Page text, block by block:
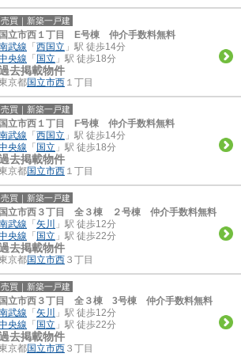
売買｜新築一戸建
国立市西１丁目 E号棟 仲介手数料無料
武線 「 西国立 」駅 徒歩14分
央線 「 国立 」駅 徒歩18分
去掲載物件
京都国立市西 １丁目
売買｜新築一戸建
国立市西１丁目 F号棟 仲介手数料無料
武線 「 西国立 」駅 徒歩14分
央線 「 国立 」駅 徒歩18分
去掲載物件
京都国立市西 １丁目
売買｜新築一戸建
国立市西３丁目 全３棟 ２号棟 仲介手数料無料
武線 「 矢川
」駅 徒歩12分
央線 「 国立 」駅 徒歩22分
去掲載物件
京都国立市西 ３丁目
売買｜新築一戸建
国立市西３丁目 全３棟 3号棟 仲介手数料無料
武線 「 矢川
」駅 徒歩12分
央線 「 国立 」駅 徒歩22分
去掲載物件
京都国立市西 ３丁目